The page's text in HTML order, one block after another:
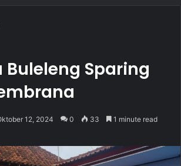
Buleleng Sparing
12, 2024 0 33 1 minute read